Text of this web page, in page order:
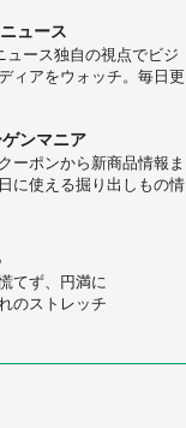
ュース
ュース独自の視点でビジ
ィアをウォッチ。毎日更
ンマニア
ーポンから新商品情報ま
に使える掘り出しもの情
てず、円満に
のストレッチ